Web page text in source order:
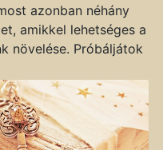
azonban néhány
amikkel lehetséges a
növelése. Próbáljátok